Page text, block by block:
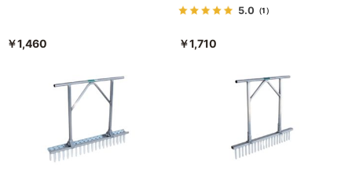
￥1,460
5.0 （1）
￥1,710